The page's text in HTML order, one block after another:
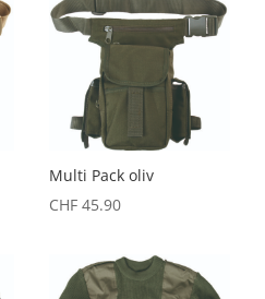
Multi Pack oliv
CHF 45.90